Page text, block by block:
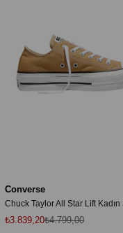
Converse
₺3.839,20₺4.799,00